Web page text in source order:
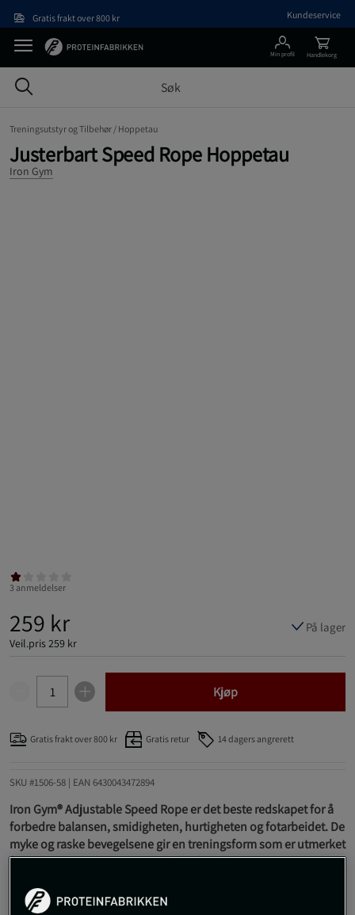
Gratis frakt over 800 kr Kundeservice
Min profil Handlekorg
Treningsutstyr og Tilbehør / Hoppetau
Justerbart Speed Rope Hoppetau
Iron Gym
3 anmeldelser
259 kr
Veil.pris259 kr
På lager
Kjøp
Gratis frakt over 800 kr Gratis retur 14 dagers angrerett
SKU #1506-58 | EAN 6430043472894
Iron Gym® Adjustable Speed Rope er det beste redskapet for å
forbedre balansen, smidigheten, hurtigheten og fotarbeidet. De
myke og raske bevegelsene gir en treningsform som er utmerket
for vekttap, muskeltoning og bedre kondisjon.
Les mer